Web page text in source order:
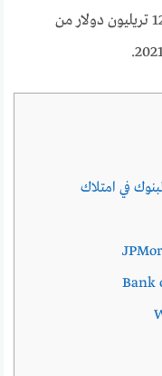
أمريكية الآن ما مجموعه 12.82 تريليون دولار من
في امتلاك